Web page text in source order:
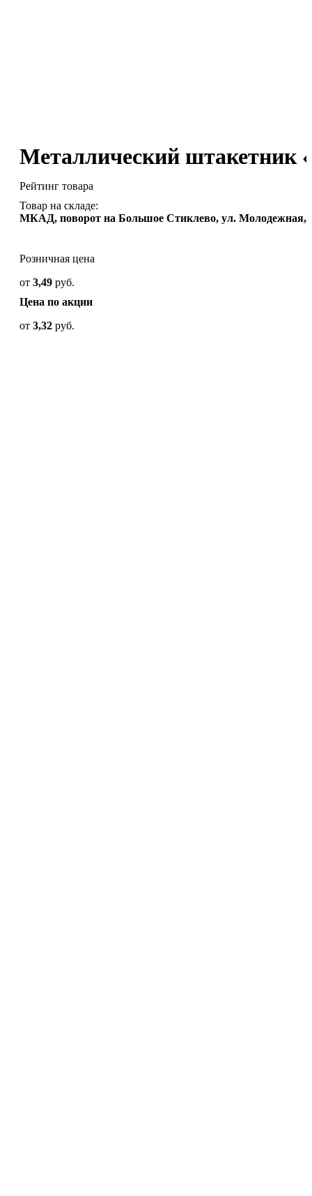
Металлический штакетник
Рейтинг товара
Товар на складе:
МКАД, поворот на Большое Стиклево, ул. Молодежная,
Розничная цена
от 3,49 руб.
Цена по акции
от 3,32 руб.